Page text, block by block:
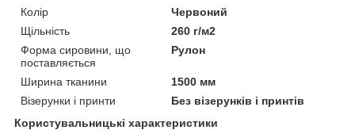
Колір
Червоний
Щільність
260 г/м2
Форма сировини, що
поставляється
Рулон
Ширина тканини
1500 мм
Візерунки і принти
Без візерунків і принтів
Користувальницькі характеристики